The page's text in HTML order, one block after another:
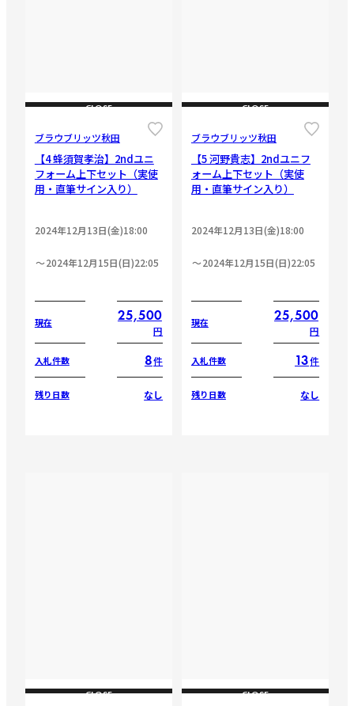
CLOSE
ブラウブリッツ秋田
【4 蜂須賀孝治】2ndユニ
フォーム上下セット（実使
用・直筆サイン入り）
2024年12月13日(金)18:00
2024年12月15日(日)22:05
現在 25,500
円
入札件数 8件
残り日数 なし
CLOSE
ブラウブリッツ秋田
【5 河野貴志】2ndユニフ
ォーム上下セット（実使
用・直筆サイン入り）
2024年12月13日(金)18:00
2024年12月15日(日)22:05
現在 25,500
円
入札件数 13件
残り日数 なし
CLOSE CLOSE